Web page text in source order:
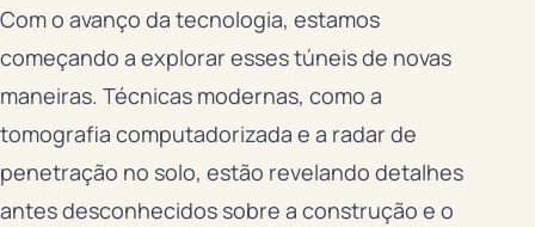
Com o avanço da tecnologia, estamos
começando a explorar esses túneis de novas
maneiras. Técnicas modernas, como a
tomografia computadorizada e a radar de
penetração no solo, estão revelando detalhes
antes desconhecidos sobre a construção e o